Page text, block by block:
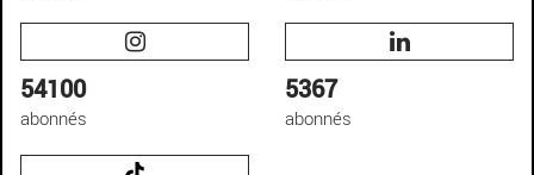
54100
abonnés
5367
abonnés